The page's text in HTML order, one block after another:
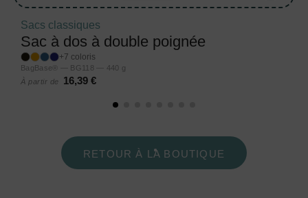
Sacs classiques
Sac à dos à double poignée
+7 coloris
BagBase® — BG118 — 440 g
À partir de
16,39 €
RETOUR À LA BOUTIQUE